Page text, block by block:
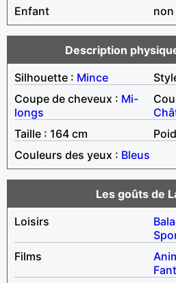
Enfant
non
Description
Silhouette : Mince
Coupe de cheveux : Mi-
longs
Taille : 164 cm
Couleurs des yeux : Bleus
Les goûts de
Loisirs
Films